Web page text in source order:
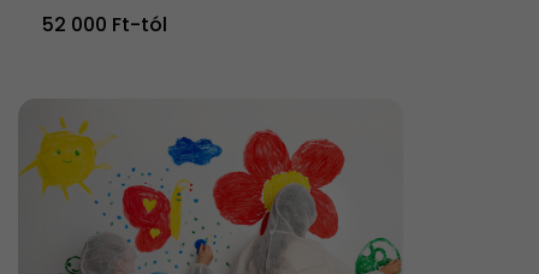
52 000 Ft-tól